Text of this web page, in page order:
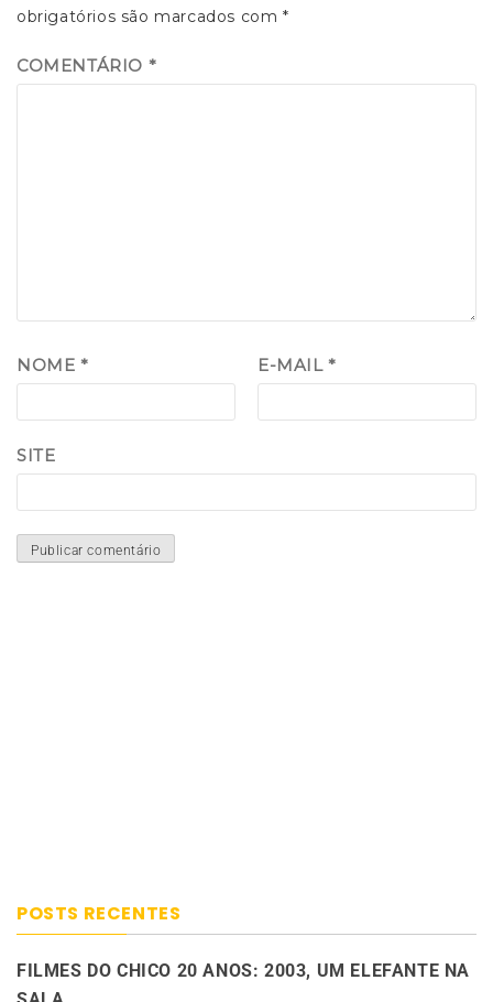
obrigatórios são marcados com*
COMENTÁRIO *
NOME * E-MAIL*
SITE
POSTS RECENTES
FILMES DO CHICO 20 ANOS: 2003, UM ELEFANTE NA